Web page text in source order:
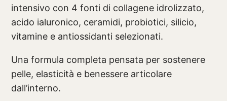
intensivo con 4 fonti di collagene idrolizzato,
acido ialuronico, ceramidi, probiotici, silicio,
vitamine e antiossidanti selezionati.
Una formula completa pensata per sostenere
pelle, elasticità e benessere articolare
dall’interno.